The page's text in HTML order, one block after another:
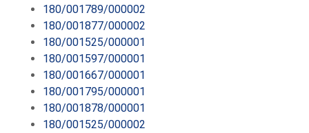
180/001789/000002
180/001877/000002
180/001525/000001
180/001597/000001
180/001667/000001
180/001795/000001
180/001878/000001
180/001525/000002